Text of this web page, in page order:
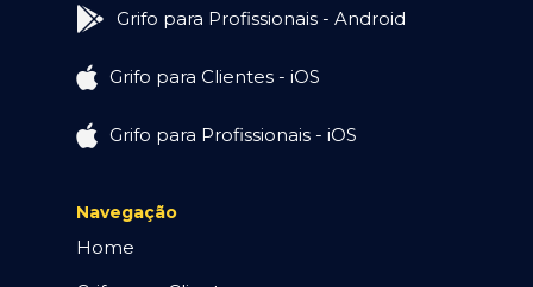
Grifo para Profissionais - Android
Grifo para Clientes - iOS
Grifo para Profissionais - iOS
Navegação
Home